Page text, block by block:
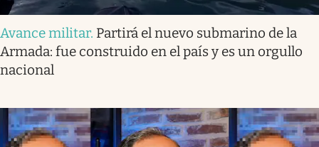
Avance militar. Partirá el nuevo submarino de la
Armada: fue construido en el país y es un orgullo
nacional